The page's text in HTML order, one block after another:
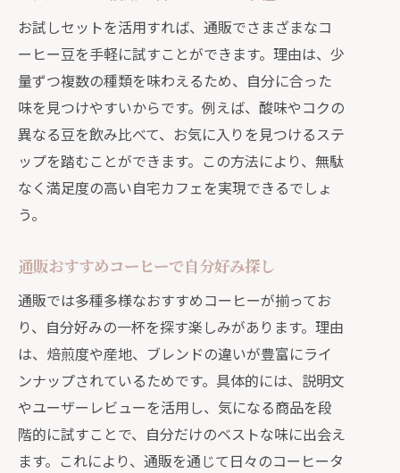
お試しセットを活用すれば、通販でさまざまなコ
ーヒー豆を手軽に試すことができます。理由は、少
量ずつ複数の種類を味わえるため、自分に合った
味を見つけやすいからです。例えば、酸味やコクの
異なる豆を飲み比べて、お気に入りを見つけるステ
ップを踏むことができます。この方法により、無駄
なく満足度の高い自宅カフェを実現できるでしょ
う。
通販おすすめコーヒーで自分好み探し
通販では多種多様なおすすめコーヒーが揃ってお
り、自分好みの一杯を探す楽しみがあります。理由
は、焙煎度や産地、ブレンドの違いが豊富にライ
ンナップされているためです。具体的には、説明文
やユーザーレビューを活用し、気になる商品を段
階的に試すことで、自分だけのベストな味に出会え
ます。これにより、通販を通じて日々のコーヒータ